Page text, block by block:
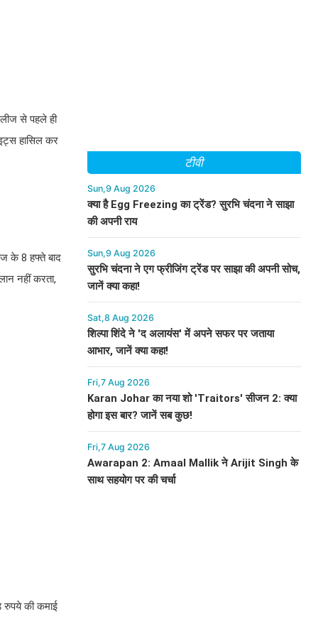
से पहले ही
हासिल कर
के 8 हफ्ते बाद
नहीं करता,
रुपये की कमाई
टीवी
Sun,9 Aug 2026
क्या है Egg Freezing का ट्रेंड? सुरभि चंदना ने साझा
की अपनी राय
Sun,9 Aug 2026
सुरभि चंदना ने एग फ्रीजिंग ट्रेंड पर साझा की अपनी सोच,
जानें क्या कहा!
Sat,8 Aug 2026
शिल्पा शिंदे ने 'द अलायंस' में अपने सफर पर जताया
आभार, जानें क्या कहा!
Fri,7 Aug 2026
Karan Johar का नया शो 'Traitors' सीजन 2: क्या
होगा इस बार? जानें सब कुछ!
Fri,7 Aug 2026
Awarapan 2: Amaal Mallik ने Arijit Singh के
साथ सहयोग पर की चर्चा